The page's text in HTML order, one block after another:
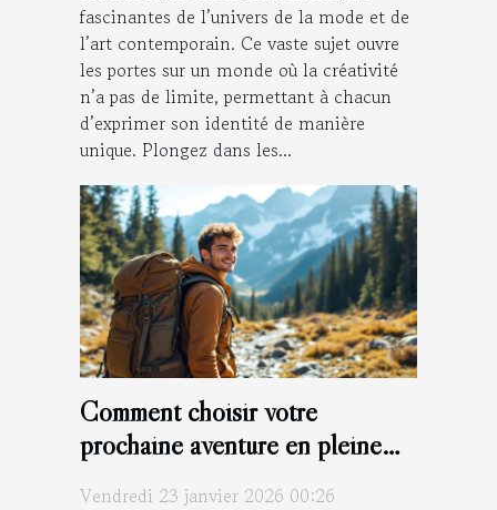
fascinantes de l’univers de la mode et de
l’art contemporain. Ce vaste sujet ouvre
les portes sur un monde où la créativité
n’a pas de limite, permettant à chacun
d’exprimer son identité de manière
unique. Plongez dans les...
Comment choisir votre
prochaine aventure en pleine
Vendredi 23 janvier 2026 00:26